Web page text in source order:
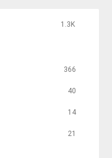
1.3K
366
40
14
21